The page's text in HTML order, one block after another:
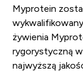
Myprotein
żywienia
rygorystyczną
najwyższą